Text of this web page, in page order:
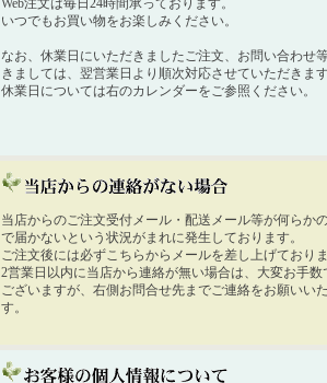
Web注文は毎日24時間承っております。
いつでもお買い物をお楽しみください。
なお、休業日にいただきましたご注文、お問い合わせ
きましては、翌営業日より順次対応させていただきま
休業日については右のカレンダーをご参照ください。
当店からのご注文受付メール・配送メール等が何らか
で届かないという状況がまれに発生しております。
ご注文後には必ずこちらからメールを差し上げており
2営業日以内に当店から連絡が無い場合は、大変お手数
ございますが、右側お問合せ先までご連絡をお願いい
す。